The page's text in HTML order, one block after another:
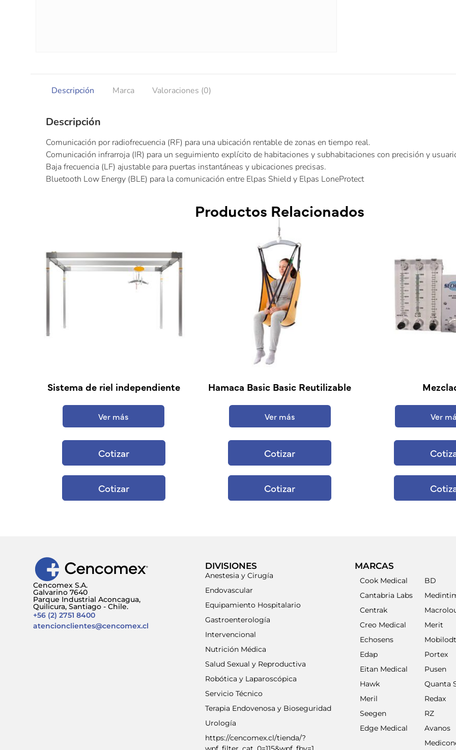
Descripción Marca Valoraciones (0)
Descripción
Comunicación por radiofrecuencia (RF) para una ubicación rentable de zonas en tiempo real.
Comunicación infrarroja (IR) para un seguimiento explícito de habitaciones y subhabitaciones con precisión y
Baja frecuencia (LF) ajustable para puertas instantáneas y ubicaciones precisas.
Bluetooth Low Energy (BLE) para la comunicación entre Elpas Shield y Elpas LoneProtect
Productos Relacionados
Sistema de riel independiente
Ver más
Cotizar
Cotizar
Hamaca Basic Basic Reutilizable
Ver más
Cotizar
Cotizar
Ver
Cencomex S.A.
Galvarino 7640
Parque Industrial Aconcagua,
Quilicura, Santiago - Chile.
+56 (2) 2751 8400
atencionclientes@cencomex.cl
DIVISIONES
Anestesia y Cirugía
Endovascular
Equipamiento Hospitalario
Gastroenterología
Intervencional
Nutrición Médica
Salud Sexual y Reproductiva
Robótica y Laparoscópica
Servicio Técnico
Terapia Endovenosa y Bioseguridad
Urología
https://cencomex.cl/tienda/?
MARCAS
Cook Medical
Cantabria Labs
Centrak
Creo Medical
Echosens
Edap
Eitan Medical
Hawk
Meril
Seegen
Edge Medical
BD
Merit
Mobilodt
Portex
Pusen
Quanta
Redax
RZ
Avanos